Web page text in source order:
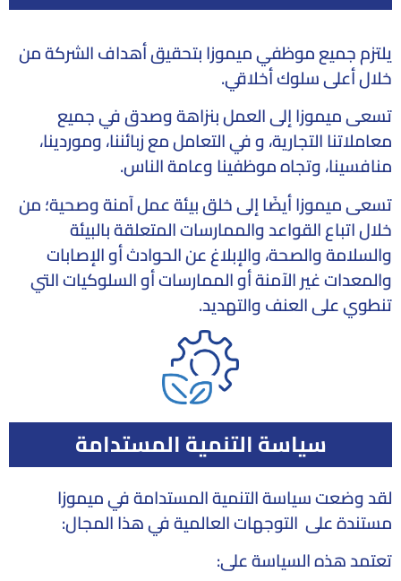
يلتزم جميع موظفي ميموزا بتحقيق أهداف الشركة من
خلال أعلى سلوك أخلاقي.
تسعى ميموزا إلى العمل بنزاهة وصدق في جميع
معاملاتنا التجارية، و في التعامل مع زبائننا، وموردينا،
منافسينا، وتجاه موظفينا وعامة الناس.
تسعى ميموزا أيضًا إلى خلق بيئة عمل آمنة وصحية؛ من
خلال اتباع القواعد والممارسات المتعلقة بالبيئة
والسلامة والصحة، والإبلاغ عن الحوادث أو الإصابات
والمعدات غير الآمنة أو الممارسات أو السلوكيات التي
تنطوي على العنف والتهديد.
سياسة التنمية المستدامة
لقد وضعت سياسة التنمية المستدامة في ميموزا
مستندة على التوجهات العالمية في هذا المجال:
تعتمد هذه السياسة على: